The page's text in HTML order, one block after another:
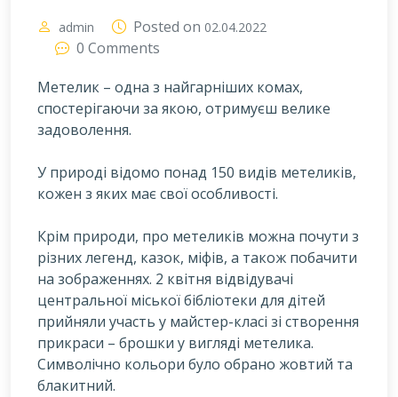
admin Posted on 02.04.2022
0 Comments
Метелик – одна з найгарніших комах,
спостерігаючи за якою, отримуєш велике
задоволення.
У природі відомо понад 150 видів метеликів,
кожен з яких має свої особливості.
Крім природи, про метеликів можна почути з
різних легенд, казок, міфів, а також побачити
на зображеннях. 2 квітня відвідувачі
центральної міської бібліотеки для дітей
прийняли участь у майстер-класі зі створення
прикраси – брошки у вигляді метелика.
Символічно кольори було обрано жовтий та
блакитний.